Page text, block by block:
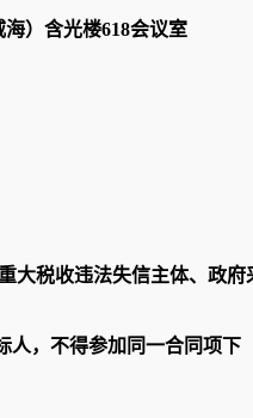
）含光楼618会议室
大税收违法失信主体、政
，不得参加同一合同项下